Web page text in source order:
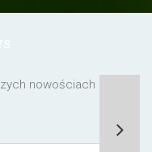
nowościach lub o